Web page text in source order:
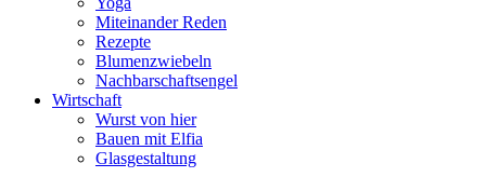
Miteinander Reden
Rezepte
Blumenzwiebeln
Nachbarschaftsengel
Wirtschaft
Wurst von hier
Bauen mit Elfia
Glasgestaltung